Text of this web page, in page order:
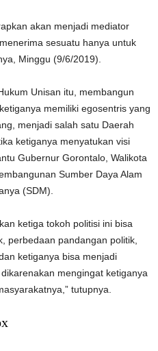
akan menjadi mediator
sesuatu hanya untuk
Minggu (9/6/2019).
Unisan itu, membangun
memiliki egosentris yang
menjadi salah satu Daerah
ketiganya menyatukan visi
Gubernur Gorontalo, Walikota
Sumber Daya Alam
(SDM).
ketiga tokoh politisi ini bisa
perbedaan pandangan politik,
ketiganya bisa menjadi
mengingat ketiganya
tutupnya.